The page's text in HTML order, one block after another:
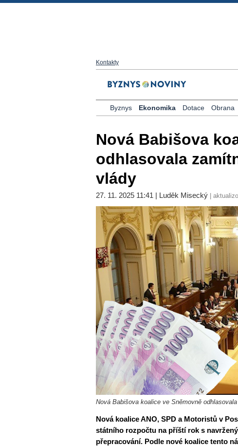
Kontakty
Byznys Ekonomika Dotace Obrana
Nová Babišova
odhlasovala
vlády
27. 11. 2025 11:41 | Luděk Misecký |
Nová Babišova koalice ve Sněmovně
Nová koalice ANO, SPD a Motoristů v
státního rozpočtu na příští rok s
přepracování. Podle nové koalice tento